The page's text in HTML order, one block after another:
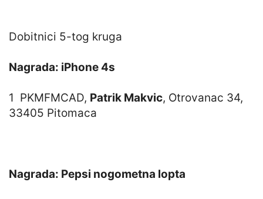
Dobitnici 5-tog kruga
Nagrada: iPhone 4s
1 PKMFMCAD, Patrik Makvic, Otrovanac 34,
33405 Pitomaca
Nagrada: Pepsi nogometna lopta